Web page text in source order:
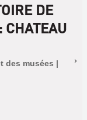
DE
CHATEAU
des musées |